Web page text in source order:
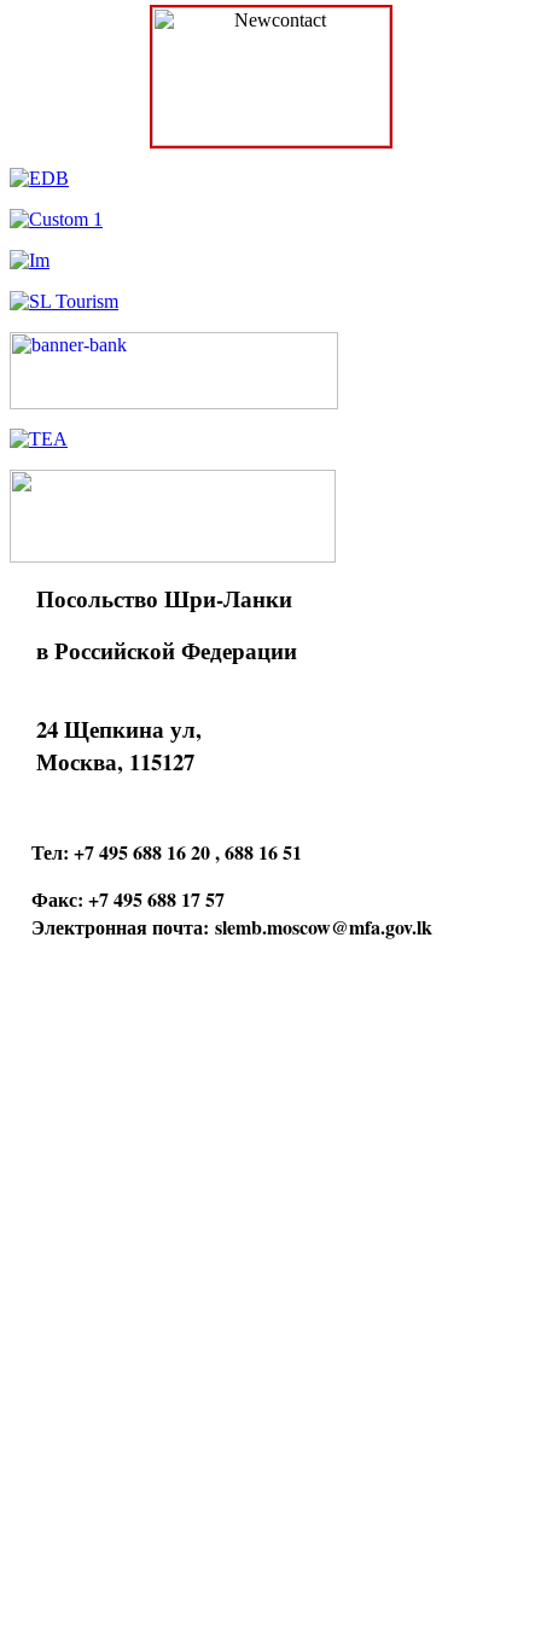
Посольство Шри-Ланки
в Российской Федерации
24 Щепкина ул,
Москва, 115127
Тел: +7 495 688 16 20 , 688 16 51
Факс: +7 495 688 17 57
Электронная почта: slemb.moscow@mfa.gov.lk